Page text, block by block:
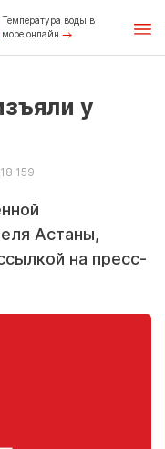
Температура воды в
море онлайн
у
18 159
Астаны,
на пресс-